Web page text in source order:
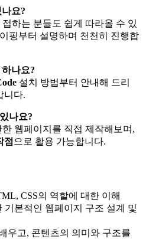
요?
하는 분들도 쉽게 따라올 수 있
핑부터 설명하며 천천히 진행합
나요?
설치 방법부터 안내해 드리
니다.
나요?
웹페이지를 직접 제작해보며,
점 으로 활용 가능합니다.
CSS의 역할에 대한 이해
기본적인 웹페이지 구조 설계 및
우고, 콘텐츠의 의미와 구조를